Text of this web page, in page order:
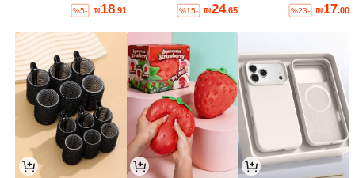
₪17.00
%23-
₪24.65
%15-
₪18.91
%5-